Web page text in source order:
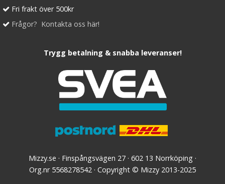
Fri frakt över 500kr
Frågor? Kontakta oss här!
Trygg betalning & snabba leveranser!
Mizzy.se · Finspångsvägen 27 · 602 13 Norrköping ·
Org.nr 5568278542 · Copyright © Mizzy 2013-2025